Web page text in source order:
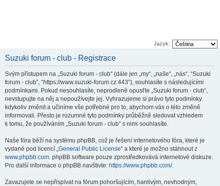
Jazyk:
Suzuki forum - club - Registrace
Svým přístupem na „Suzuki forum - club“ (dále jen „my“, „naše“, „nás“, “Suzuki
forum - club”, “https://www.suzuki-forum.cz:443”), souhlasíte s následujícími
podmínkami. Pokud nesouhlasíte, neprodleně opusťte „Suzuki forum - club“,
nevstupujte na něj a nepoužívejte jej. Vyhrazujeme si právo tyto podmínky
kdykoliv změnit a učiníme vše potřebné pro to, abychom vás o této změně
informovali. Přesto je rozumné tyto podmínky průběžně sledovat vzhledem
k tomu, že používáním „Suzuki forum - club“ s nimi souhlasíte.
Naše fóra běží na systému phpBB, což je řešení internetového fóra, které je
vydané pod licencí „General Public License“ a které je možno stáhnout z
www.phpbb.com. phpBB software pouze zprostředkovává internetové diskuze.
Pro další informace o phpBB navštivte: https://www.phpbb.com/.
Zavazujete se nepřispívat na fórum pohoršujícím, hanlivým, nevhodným,